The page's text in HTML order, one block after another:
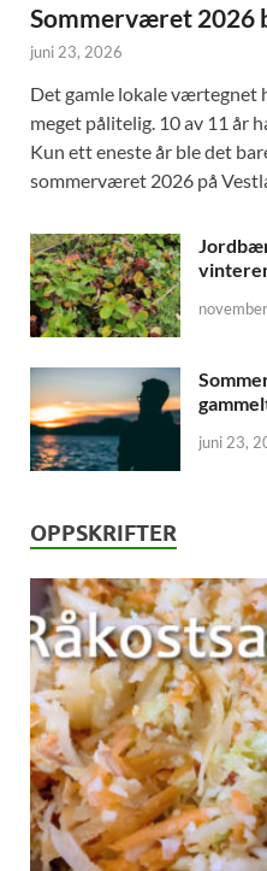
Sommerværet 2026
juni 23, 2026
Det gamle lokale værtegnet
meget pålitelig. 10 av 11 år
Kun ett eneste år ble det
sommerværet 2026 på
juni 23,
OPPSKRIFTER